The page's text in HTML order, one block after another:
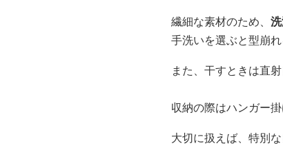
繊細な素材のため、
手洗いを選ぶと型崩れ
また、干すときは直
収納の際はハンガー
大切に扱えば、特別